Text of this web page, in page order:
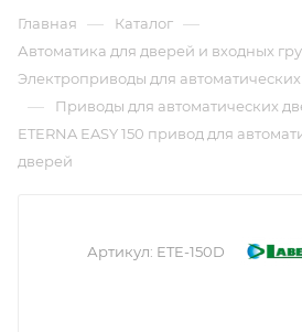
Главная — Каталог —
Автоматика для дверей и входных
Электроприводы для
— Приводы для автоматических
ETERNA EASY 150 привод для
дверей
Артикул: ETE-150D